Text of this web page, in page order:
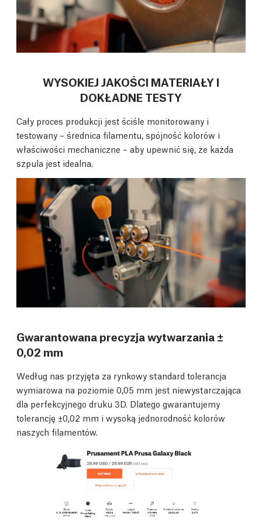
WYSOKIEJ JAKOŚCI MATERIAŁY I
DOKŁADNE TESTY
Cały proces produkcji jest ściśle monitorowany i
testowany – średnica filamentu, spójność kolorów i
właściwości mechaniczne – aby upewnić się, że każda
szpula jest idealna.
Gwarantowana precyzja wytwarzania ±
0,02 mm
Według nas przyjęta za rynkowy standard tolerancja
wymiarowa na poziomie 0,05 mm jest niewystarczająca
dla perfekcyjnego druku 3D. Dlatego gwarantujemy
tolerancję ±0,02 mm i wysoką jednorodność kolorów
naszych filamentów.